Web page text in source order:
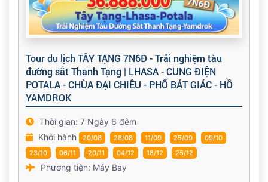
Tour du lịch TÂY TẠNG 7N6Đ - Trải nghiệm tàu
đường sắt Thanh Tạng | LHASA - CUNG ĐIỆN
POTALA - CHÙA ĐẠI CHIÊU - PHỐ BÁT GIÁC - HỒ
YAMDROK
Thời gian: 7 Ngày 6 đêm
Khởi hành
20/08 28/08 11/09 25/09
09/10
23/10
06/11 20/11 04/12 18/12 25/12
Phương tiện: Máy Bay